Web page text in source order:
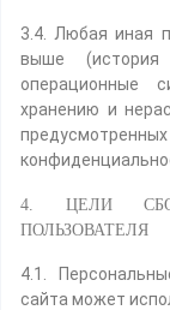
3.4. Любая иная
выше (история
операционные
хранению и
4. ЦЕЛИ
ПОЛЬЗОВАТЕЛЯ
4.1.
сайта может